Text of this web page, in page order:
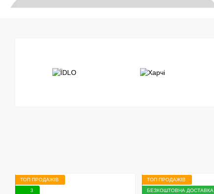
ТОП ПРОДАЖІВ
3
ТОП ПРОДАЖІВ
БЕЗКОШТОВНА ДОСТАВКА